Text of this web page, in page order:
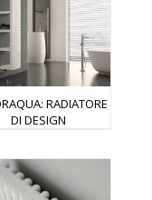
RADIATORE
DI DESIGN